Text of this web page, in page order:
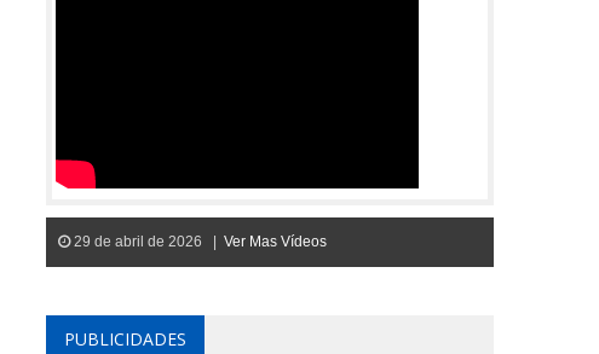
29 de abril de 2026 | Ver Mas Vídeos
PUBLICIDADES